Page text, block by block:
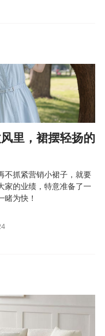
里，裙摆轻扬的
不抓紧营销小裙子，就要
家的业绩，特意准备了一
为快！